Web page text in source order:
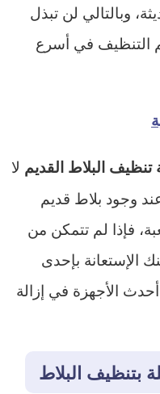
وبالتالي لن تبذل
التنظيف في أسرع
البلاط القديم لا
وجود بلاط قديم
فإذا لم تتمكن من
الإستعانة بإحدى
الأجهزة في إزالة
البلاط